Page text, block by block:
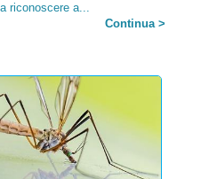
riconoscere a...
Continua >